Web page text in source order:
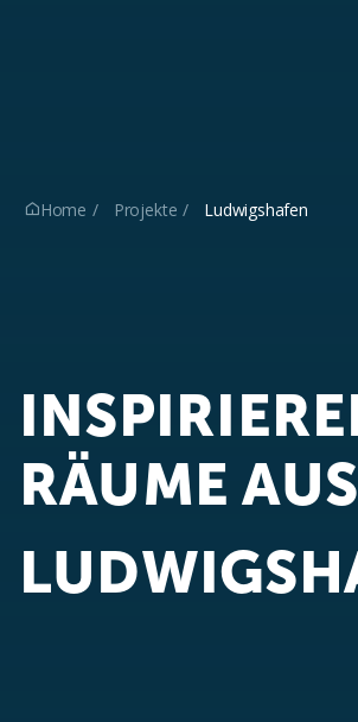
 Home Projekte Ludwigshafen
RÄUME AUS